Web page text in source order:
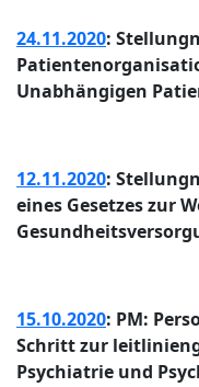
24.11.2020:
Unabhängigen
12.11.2020:
eines Gesetzes zur
15.10.2020: PM:
Schritt zur
Psychiatrie und